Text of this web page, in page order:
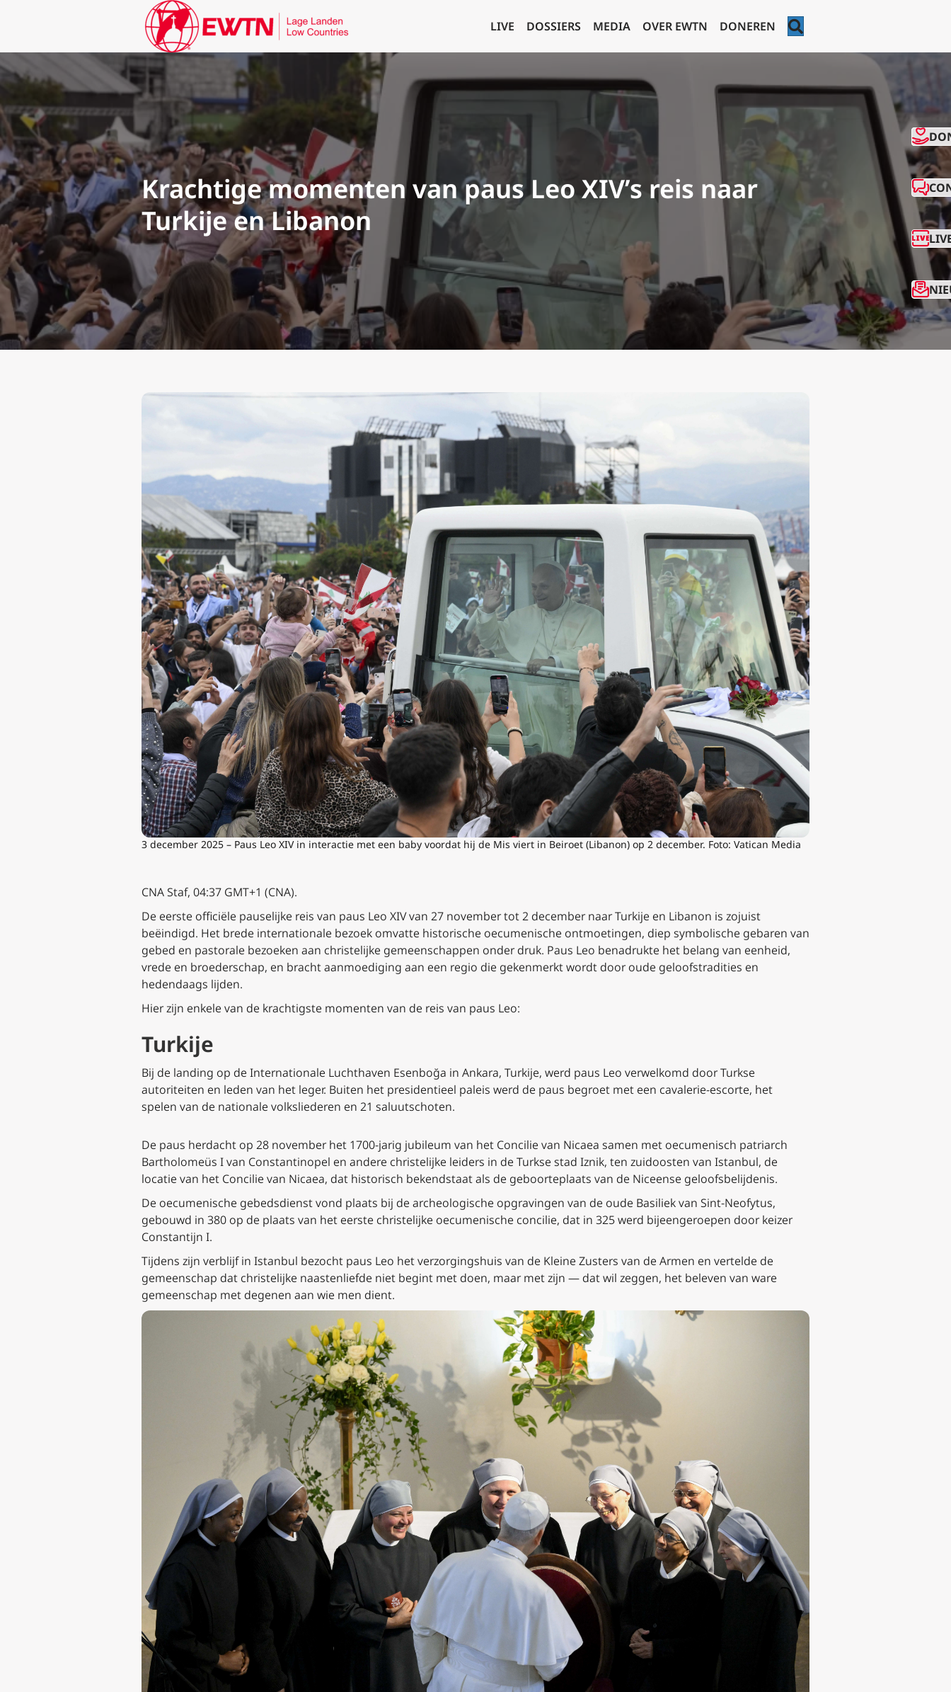
LIVE DOSSIERS MEDIA OVER EWTN DONEREN
Krachtige momenten van paus Leo XIV’s reis naar
Turkije en Libanon
3 december 2025 – Paus Leo XIV in interactie met een baby voordat hij de Mis viert in Beiroet (Libanon) op 2 december. Foto: Vatican Media
CNA Staf, 04:37 GMT+1 (CNA).
De eerste officiële pauselijke reis van paus Leo XIV van 27 november tot 2 december naar Turkije en Libanon is zojuist
beëindigd. Het brede internationale bezoek omvatte historische oecumenische ontmoetingen, diep symbolische gebaren van
gebed en pastorale bezoeken aan christelijke gemeenschappen onder druk. Paus Leo benadrukte het belang van eenheid,
vrede en broederschap, en bracht aanmoediging aan een regio die gekenmerkt wordt door oude geloofstradities en
hedendaags lijden.
Hier zijn enkele van de krachtigste momenten van de reis van paus Leo:
Turkije
Bij de landing op de Internationale Luchthaven Esenboğa in Ankara, Turkije, werd paus Leo verwelkomd door Turkse
autoriteiten en leden van het leger. Buiten het presidentieel paleis werd de paus begroet met een cavalerie-escorte, het
spelen van de nationale volksliederen en 21 saluutschoten.
De paus herdacht op 28 november het 1700-jarig jubileum van het Concilie van Nicaea samen met oecumenisch patriarch
Bartholomeüs I van Constantinopel en andere christelijke leiders in de Turkse stad Iznik, ten zuidoosten van Istanbul, de
locatie van het Concilie van Nicaea, dat historisch bekendstaat als de geboorteplaats van de Niceense geloofsbelijdenis.
De oecumenische gebedsdienst vond plaats bij de archeologische opgravingen van de oude Basiliek van Sint-Neofytus,
gebouwd in 380 op de plaats van het eerste christelijke oecumenische concilie, dat in 325 werd bijeengeroepen door keizer
Constantijn I.
Tijdens zijn verblijf in Istanbul bezocht paus Leo het verzorgingshuis van de Kleine Zusters van de Armen en vertelde de
gemeenschap dat christelijke naastenliefde niet begint met doen, maar met zijn — dat wil zeggen, het beleven van ware
gemeenschap met degenen aan wie men dient.